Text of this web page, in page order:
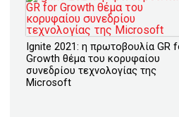
Ignite 2021: η πρωτοβουλία GR
Growth θέμα του κορυφαίου
συνεδρίου τεχνολογίας της
Microsoft